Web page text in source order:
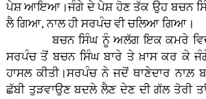
ਪੇਸ਼ ਆਇਆ।ਜੰਗੇ ਦੇ ਪੇਸ਼ ਹੋਣ ਤੱਕ ਉਹ ਬਚਨ
ਲੈ ਗਿਆ, ਨਾਲ ਹੀ ਸਰਪੰਚ ਵੀ ਚਲਿਆ ਗਿਆ।
ਬਚਨ ਸਿੰਘ ਨੂੰ ਅਲੱਗ ਇਕ ਕਮਰੇ ਵਿਚ
ਸਰਪੰਚ ਤੋਂ ਬਚਨ ਸਿੰਘ ਬਾਰੇ ਤੇ ਖ਼ਾਸ ਕਰ ਕੇ ਜੰਗੇ
ਹਾਸਲ ਕੀਤੀ।ਸਰਪੰਚ ਨੇ ਜਦੋਂ ਥਾਣੇਦਾਰ ਨਾਲ਼
ਛੱਬੀ ਤੁੜਵਾਉਣ ਬਦਲੇ ਲੈਣ ਦੇਣ ਦੀ ਗੱਲ ਤੋਰੀ